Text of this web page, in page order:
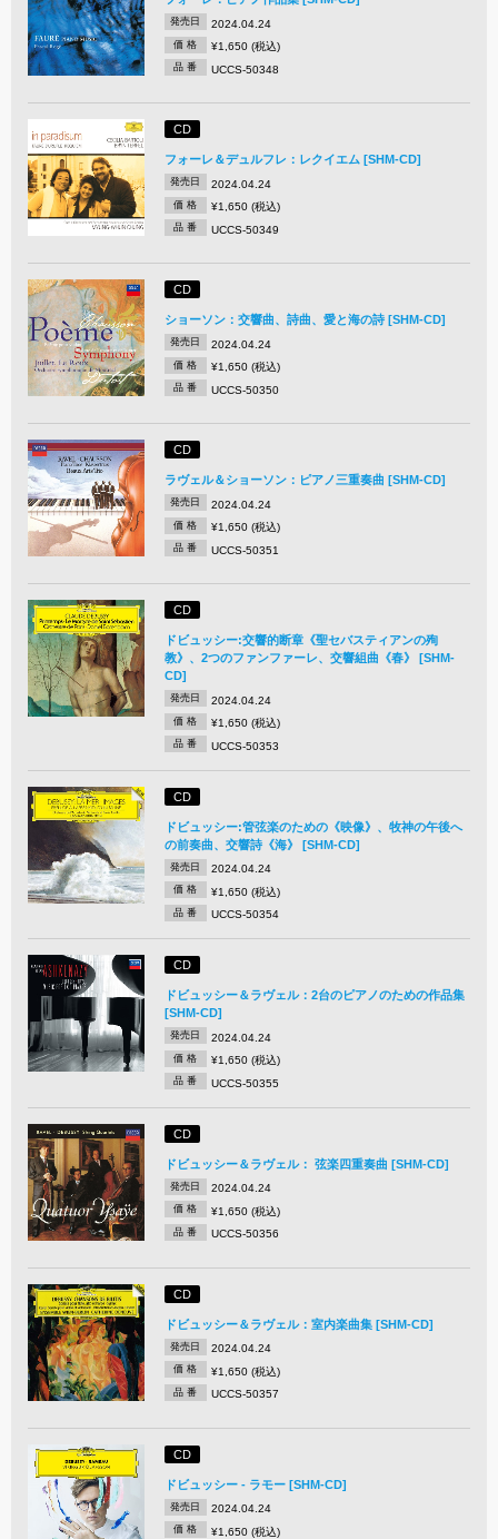
発売日 2024.04.24
価 格 ¥1,650 (税込)
品 番 UCCS-50348
CD
フォーレ＆デュルフレ：レクイエム [SHM-CD]
発売日 2024.04.24
価 格 ¥1,650 (税込)
品 番 UCCS-50349
CD
ショーソン：交響曲、詩曲、愛と海の詩 [SHM-CD]
発売日 2024.04.24
価 格 ¥1,650 (税込)
品 番 UCCS-50350
CD
ラヴェル＆ショーソン：ピアノ三重奏曲 [SHM-CD]
発売日 2024.04.24
価 格 ¥1,650 (税込)
品 番 UCCS-50351
CD
ドビュッシー:交響的断章《聖セバスティアンの殉
教》、2つのファンファーレ、交響組曲《春》 [SHM-
CD]
発売日 2024.04.24
価 格 ¥1,650 (税込)
品 番 UCCS-50353
CD
ドビュッシー:管弦楽のための《映像》、牧神の午後へ
の前奏曲、交響詩《海》 [SHM-CD]
発売日 2024.04.24
価 格 ¥1,650 (税込)
品 番 UCCS-50354
CD
ドビュッシー＆ラヴェル：2台のピアノのための作品集
[SHM-CD]
発売日 2024.04.24
価 格 ¥1,650 (税込)
品 番 UCCS-50355
CD
ドビュッシー＆ラヴェル： 弦楽四重奏曲 [SHM-CD]
発売日 2024.04.24
価 格 ¥1,650 (税込)
品 番 UCCS-50356
CD
ドビュッシー＆ラヴェル：室内楽曲集 [SHM-CD]
発売日 2024.04.24
価 格 ¥1,650 (税込)
品 番 UCCS-50357
CD
ドビュッシー - ラモー [SHM-CD]
発売日 2024.04.24
価 格 ¥1,650 (税込)